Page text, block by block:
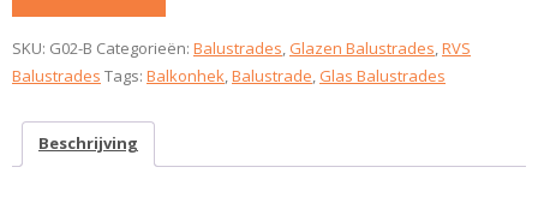
SKU: G02-B Categorieën: Balustrades, Glazen Balustrades,RVS
Balustrades Tags: Balkonhek,Balustrade, Glas Balustrades
Beschrijving